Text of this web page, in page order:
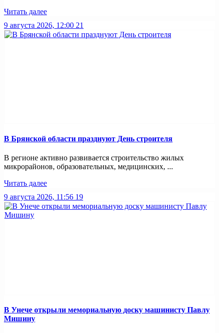
Читать далее
9 августа 2026, 12:00 21
В Брянской области празднуют День строителя
В регионе активно развивается строительство жилых
микрорайонов, образовательных, медицинских, ...
Читать далее
9 августа 2026, 11:56 19
В Унече открыли мемориальную доску машинисту Павлу
Мишину